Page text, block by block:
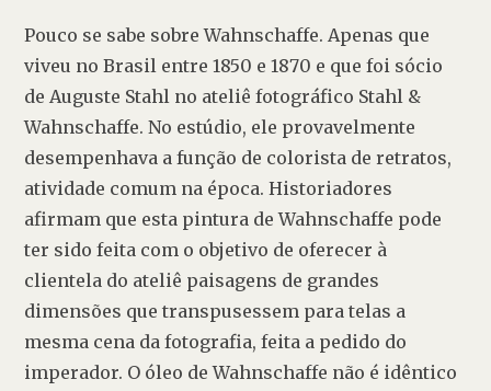
Pouco se sabe sobre Wahnschaffe. Apenas que
viveu no Brasil entre 1850 e 1870 e que foi sócio
de Auguste Stahl no ateliê fotográfico Stahl &
Wahnschaffe. No estúdio, ele provavelmente
desempenhava a função de colorista de retratos,
atividade comum na época. Historiadores
afirmam que esta pintura de Wahnschaffe pode
ter sido feita com o objetivo de oferecer à
clientela do ateliê paisagens de grandes
dimensões que transpusessem para telas a
mesma cena da fotografia, feita a pedido do
imperador. O óleo de Wahnschaffe não é idêntico